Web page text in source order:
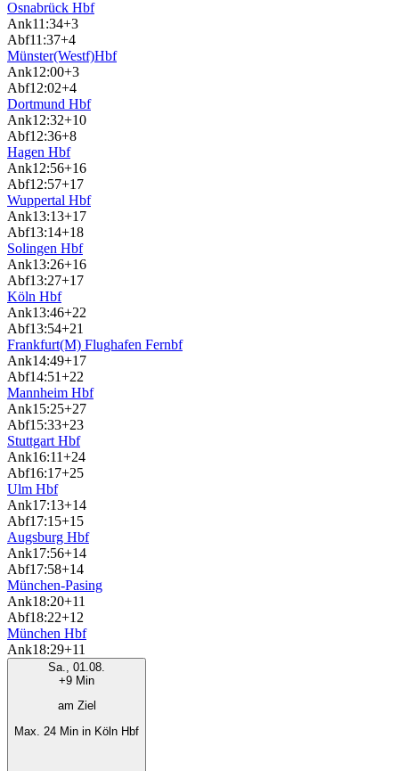
Osnabrück Hbf
Ank11:34+3
Abf11:37+4
Münster(Westf)Hbf
Ank12:00+3
Abf12:02+4
Dortmund Hbf
Ank12:32+10
Abf12:36+8
Hagen Hbf
Ank12:56+16
Abf12:57+17
Wuppertal Hbf
Ank13:13+17
Abf13:14+18
Solingen Hbf
Ank13:26+16
Abf13:27+17
Köln Hbf
Ank13:46+22
Abf13:54+21
Frankfurt(M) Flughafen Fernbf
Ank14:49+17
Abf14:51+22
Mannheim Hbf
Ank15:25+27
Abf15:33+23
Stuttgart Hbf
Ank16:11+24
Abf16:17+25
Ulm Hbf
Ank17:13+14
Abf17:15+15
Augsburg Hbf
Ank17:56+14
Abf17:58+14
München-Pasing
Ank18:20+11
Abf18:22+12
München Hbf
Ank18:29+11
Sa., 01.08.
+9 Min
am Ziel
Max. 24 Min in Köln Hbf